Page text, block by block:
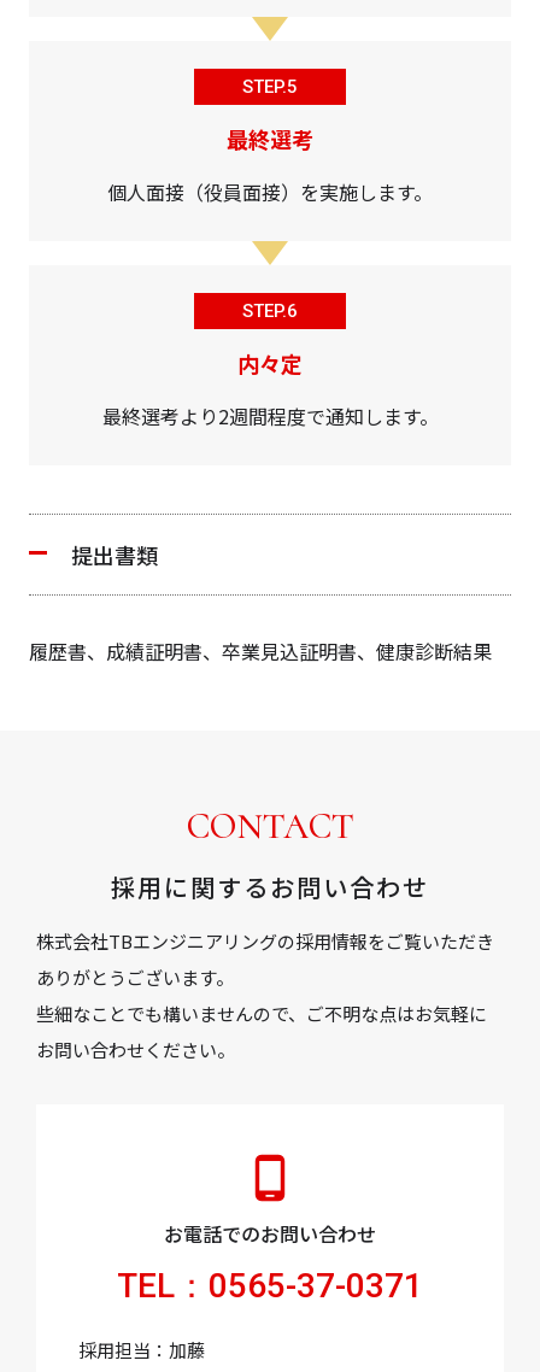
STEP.5
最終選考
個人面接（役員面接）を実施します。
STEP.6
内々定
最終選考より2週間程度で通知します。
提出書類
履歴書、成績証明書、卒業見込証明書、健康診断結果
CONTACT
採用に関するお問い合わせ
株式会社TBエンジニアリングの採用情報をご覧いただき
ありがとうございます。
些細なことでも構いませんので、ご不明な点はお気軽に
お問い合わせください。
phone_android
お電話でのお問い合わせ
TEL： 0565-37-0371
採用担当：加藤